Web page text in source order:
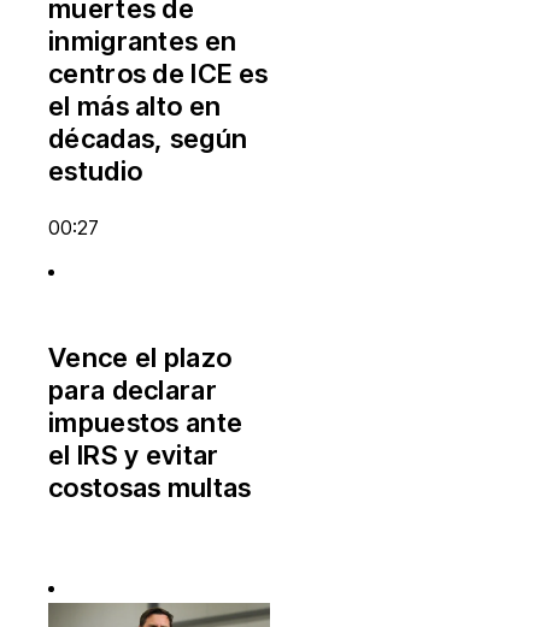
muertes de
inmigrantes en
centros de ICE es
el más alto en
décadas, según
estudio
00:27
Vence el plazo
para declarar
impuestos ante
el IRS y evitar
costosas multas